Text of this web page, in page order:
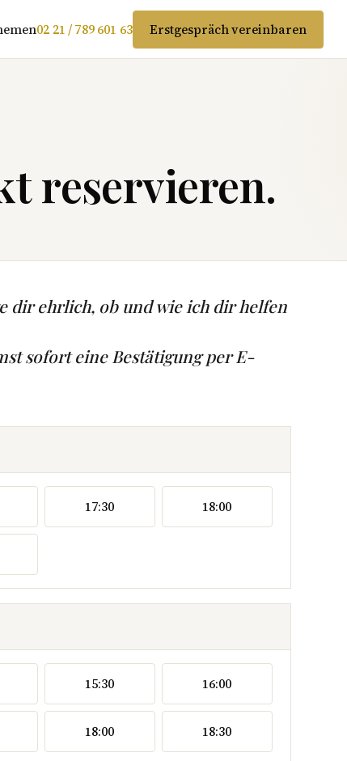
02 21 / 789 601 63 Erstgespräch vereinbaren
reservieren.
dir ehrlich, ob und wie ich dir helfen
sofort eine Bestätigung per E-
17:30 18:00
15:30 16:00
18:00 18:30